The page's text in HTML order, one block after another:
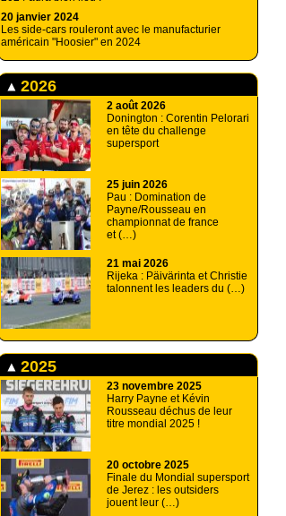
20 janvier 2024
Les side-cars rouleront avec le manufacturier
américain "Hoosier" en 2024
2026
2 août 2026
Donington : Corentin Pelorari
en tête du challenge
supersport
25 juin 2026
Pau : Domination de
Payne/Rousseau en
championnat de france
et (…)
21 mai 2026
Rijeka : Päivärinta et Christie
talonnent les leaders du (…)
2025
23 novembre 2025
Harry Payne et Kévin
Rousseau déchus de leur
titre mondial 2025 !
20 octobre 2025
Finale du Mondial supersport
de Jerez : les outsiders
jouent leur (…)